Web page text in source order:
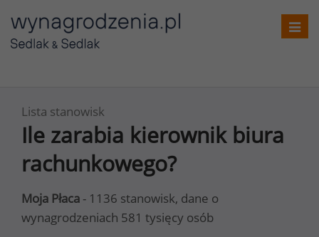
Lista stanowisk
Ile zarabia kierownik biura
rachunkowego?
Moja Płaca - 1136 stanowisk, dane o
wynagrodzeniach 581 tysięcy osób